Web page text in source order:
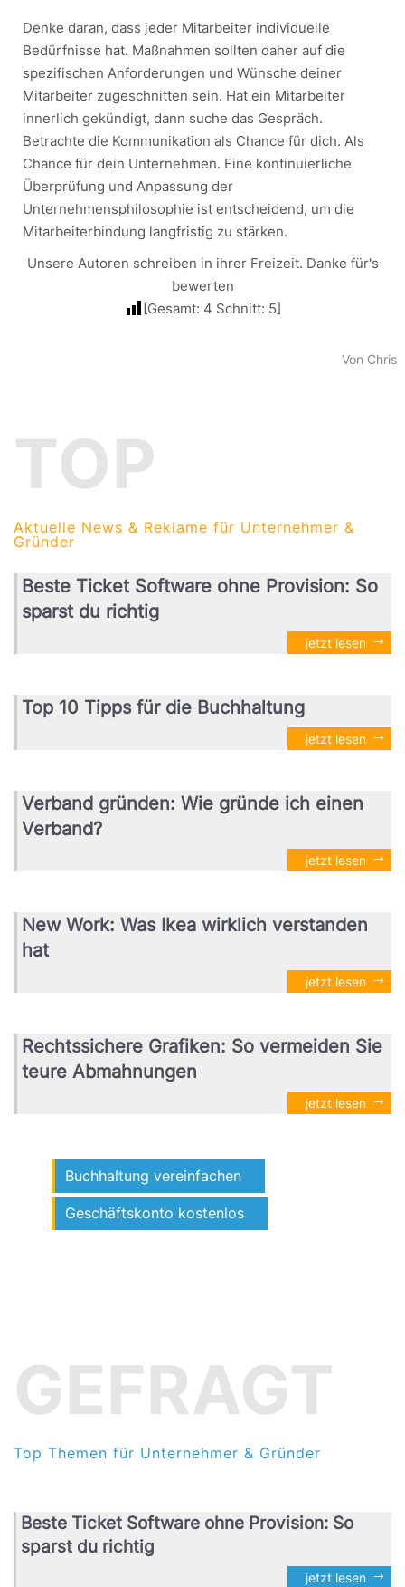
Denke daran, dass jeder Mitarbeiter individuelle
Bedürfnisse hat. Maßnahmen sollten daher auf die
spezifischen Anforderungen und Wünsche deiner
Mitarbeiter zugeschnitten sein. Hat ein Mitarbeiter
innerlich gekündigt, dann suche das Gespräch.
Betrachte die Kommunikation als Chance für dich. Als
Chance für dein Unternehmen. Eine kontinuierliche
Überprüfung und Anpassung der
Unternehmensphilosophie ist entscheidend, um die
Mitarbeiterbindung langfristig zu stärken.
Unsere Autoren schreiben in ihrer Freizeit. Danke für's
bewerten
[Gesamt: 4 Schnitt: 5]
Von Chris
TOP
Aktuelle News & Reklame für Unternehmer &
Gründer
Beste Ticket Software ohne Provision: So
sparst du richtig
jetzt lesen
Top 10 Tipps für die Buchhaltung
jetzt lesen
Verband gründen: Wie gründe ich einen
Verband?
jetzt lesen
New Work: Was Ikea wirklich verstanden
hat
jetzt lesen
Rechtssichere Grafiken: So vermeiden Sie
teure Abmahnungen
jetzt lesen
Buchhaltung vereinfachen
Geschäftskonto kostenlos
GEFRAGT
Top Themen für Unternehmer & Gründer
Beste Ticket Software ohne Provision: So
sparst du richtig
jetzt lesen